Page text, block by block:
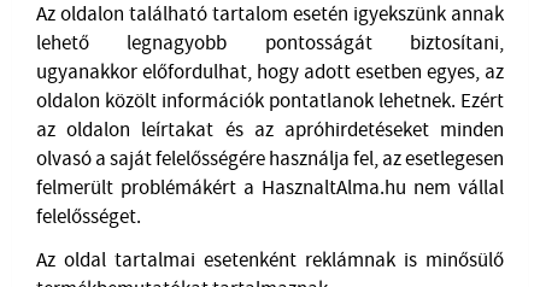
Az oldalon található tartalom esetén igyekszünk annak
lehető legnagyobb pontosságát biztosítani,
ugyanakkor előfordulhat, hogy adott esetben egyes, az
oldalon közölt információk pontatlanok lehetnek. Ezért
az oldalon leírtakat és az apróhirdetéseket minden
olvasó a saját felelősségére használja fel, az esetlegesen
felmerült problémákért a HasznaltAlma.hu nem vállal
felelősséget.
Az oldal tartalmai esetenként reklámnak is minősülő